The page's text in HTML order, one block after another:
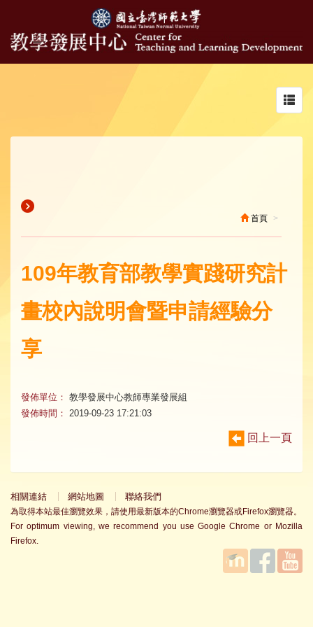
首頁
109年教育部教學實踐研究計
畫校內說明會暨申請經驗分
享
發佈單位： 教學發展中心教師專業發展組
發佈時間：
2019-09-23 17:21:03
回上一頁
相關連結 網站地圖 聯絡我們
為取得本站最佳瀏覽效果，請使用最新版本的Chrome瀏覽器或Firefox瀏覽器。
For optimum viewing, we recommend you use Google Chrome or Mozilla
Firefox.